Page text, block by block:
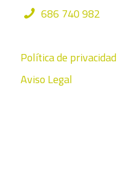
686 740 982
Política de privacidad
Aviso Legal